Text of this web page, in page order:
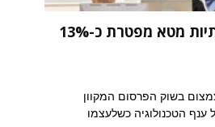
ענקית הרשתות החברתיות מטא מפטרת כ-13%
בשוק הפרסום המקוון
הטכנולוגיה כשלעצמו